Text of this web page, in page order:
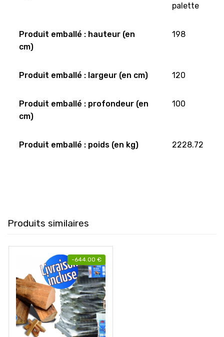
palette
Produit emballé : hauteur (en
cm)
198
Produit emballé : largeur (en cm) 120
Produit emballé : profondeur (en
cm)
100
Produit emballé : poids (en kg) 2228.72
Produits similaires
-644.00 €